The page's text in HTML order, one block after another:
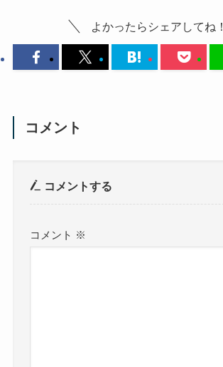
よかったらシェアしてね！
コメント
コメントする
コメント ※